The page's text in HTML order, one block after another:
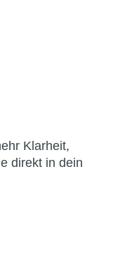
Klarheit,
direkt in dein